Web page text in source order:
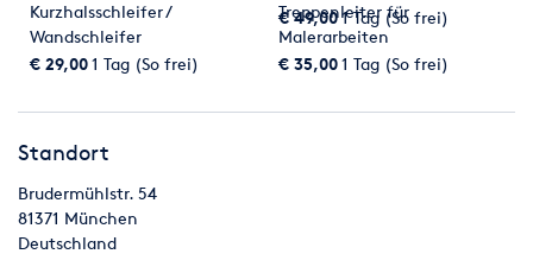
€ 49,001 Tag (So frei)
Kurzhalsschleifer /
Wandschleifer
€ 29,001 Tag (So frei)
Treppenleiter für
Malerarbeiten
€ 35,001 Tag (So frei)
Standort
Brudermühlstr. 54
81371 München
Deutschland